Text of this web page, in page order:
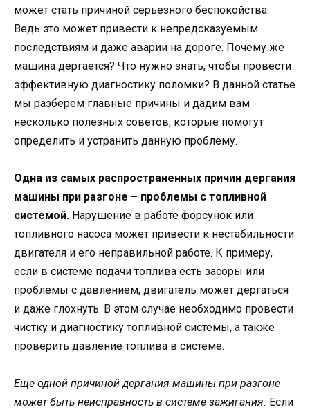
может стать причиной серьезного беспокойства.
Ведь это может привести к непредсказуемым
последствиям и даже аварии на дороге. Почему же
машина дергается? Что нужно знать, чтобы провести
эффективную диагностику поломки? В данной статье
мы разберем главные причины и дадим вам
несколько полезных советов, которые помогут
определить и устранить данную проблему.
Одна из самых распространенных причин дергания
машины при разгоне – проблемы с топливной
системой. Нарушение в работе форсунок или
топливного насоса может привести к нестабильности
двигателя и его неправильной работе. К примеру,
если в системе подачи топлива есть засоры или
проблемы с давлением, двигатель может дергаться
и даже глохнуть. В этом случае необходимо провести
чистку и диагностику топливной системы, а также
проверить давление топлива в системе.
Еще одной причиной дергания машины при разгоне
может быть неисправность в системе зажигания. Если